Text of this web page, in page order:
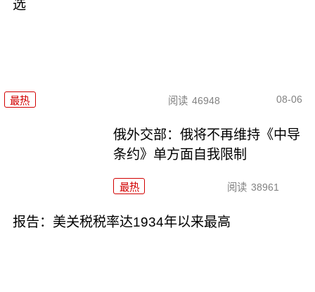
选
最热 阅读 46948 08-06
俄外交部：俄将不再维持《中导
条约》单方面自我限制
最热 阅读 38961
报告：美关税税率达1934年以来最高